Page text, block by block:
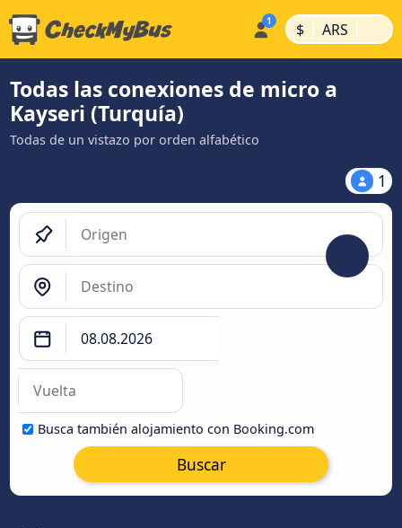
$ | ARS |
Todas las conexiones de micro a
Kayseri (Turquía)
Todas de un vistazo por orden alfabético
1
Busca también alojamiento con Booking.com
Buscar